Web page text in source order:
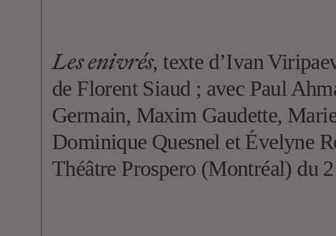
Les enivrés, texte d’Ivan
de Florent Siaud ; avec Paul
Germain, Maxim Gaudette,
Dominique Quesnel et Évelyne
Théâtre Prospero (Montréal) du